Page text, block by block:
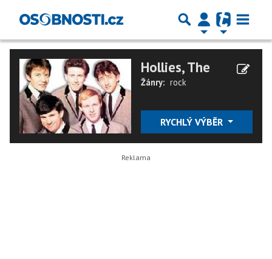
Hollies, The
Žánry: rock
RYCHLÝ VÝBĚR